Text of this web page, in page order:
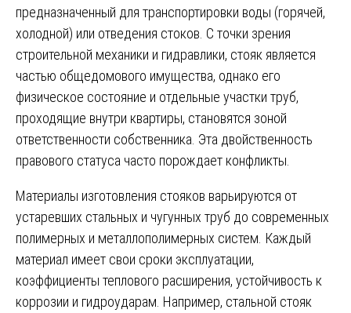
предназначенный для транспортировки воды (горячей,
холодной) или отведения стоков. С точки зрения
строительной механики и гидравлики, стояк является
частью общедомового имущества, однако его
физическое состояние и отдельные участки труб,
проходящие внутри квартиры, становятся зоной
ответственности собственника. Эта двойственность
правового статуса часто порождает конфликты.
Материалы изготовления стояков варьируются от
устаревших стальных и чугунных труб до современных
полимерных и металлополимерных систем. Каждый
материал имеет свои сроки эксплуатации,
коэффициенты теплового расширения, устойчивость к
коррозии и гидроударам. Например, стальной стояк